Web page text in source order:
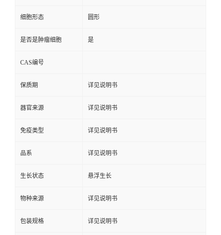
细胞形态 圆形
是否是肿瘤细胞 是
CAS编号
保质期 详见说明书
器官来源 详见说明书
免疫类型 详见说明书
品系 详见说明书
生长状态 悬浮生长
物种来源 详见说明书
包装规格 详见说明书